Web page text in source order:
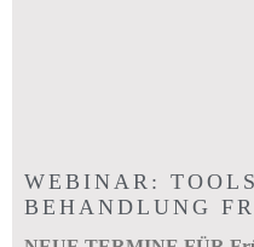
WEBINAR:
BEHANDLUNG